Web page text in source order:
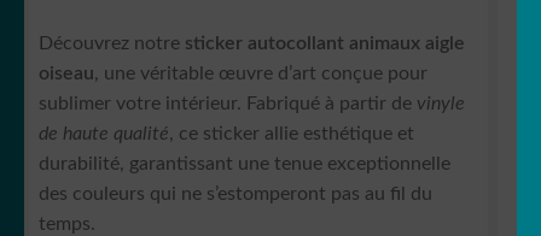
Découvrez notre sticker autocollant animaux aigle
oiseau, une véritable œuvre d’art conçue pour
sublimer votre intérieur. Fabriqué à partir de vinyle
de haute qualité, ce sticker allie esthétique et
durabilité, garantissant une tenue exceptionnelle
des couleurs qui ne s’estomperont pas au fil du
temps.